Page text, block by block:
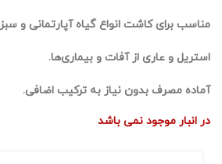
مناسب برای کاشت انواع گیاه آپارتمانی و
استریل و عاری از آفات و بیماری‌ها.
آماده مصرف بدون نیاز به ترکیب اضافی.
در انبار موجود نمی باشد